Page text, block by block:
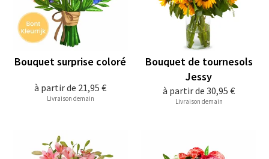
à partir de 21,95 €
Bouquet surprise coloré
Livraison demain
à partir de 30,95 €
Bouquet de tournesols
Jessy
Livraison demain